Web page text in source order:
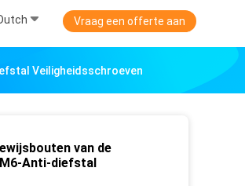
Vraag een offerte aan
Veiligheidsschroeven
van de
Anti-diefstal